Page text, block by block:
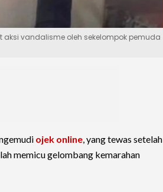
aksi vandalisme oleh sekelompok pemuda
ojek online, yang tewas setelah
memicu gelombang kemarahan